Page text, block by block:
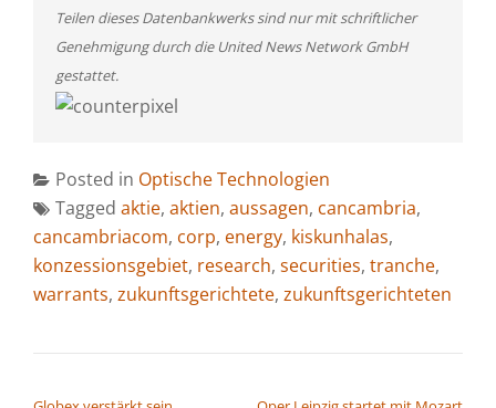
Teilen dieses Datenbankwerks sind nur mit schriftlicher
Genehmigung durch die United News Network GmbH
gestattet.
Posted in Optische Technologien
Tagged aktie, aktien, aussagen, cancambria,
cancambriacom, corp, energy, kiskunhalas,
konzessionsgebiet, research, securities, tranche,
warrants, zukunftsgerichtete, zukunftsgerichteten